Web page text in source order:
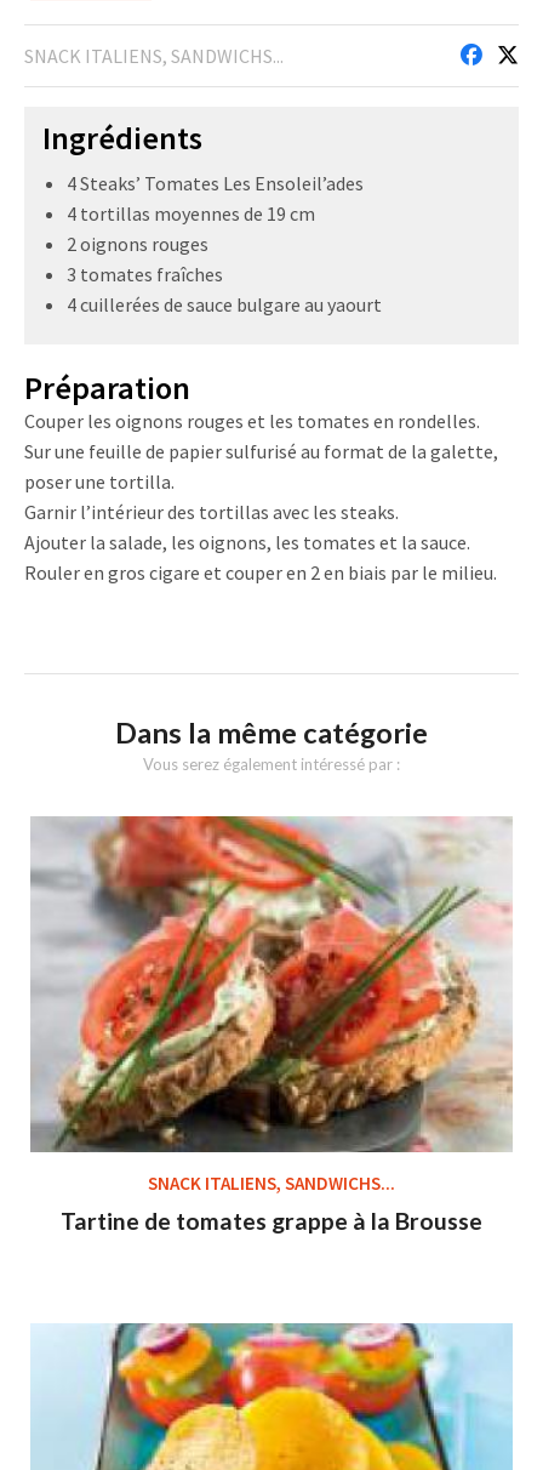
SNACK ITALIENS, SANDWICHS...
Ingrédients
4 Steaks’ Tomates Les Ensoleil’ades
4 tortillas moyennes de 19 cm
2 oignons rouges
3 tomates fraîches
4 cuillerées de sauce bulgare au yaourt
Préparation
Couper les oignons rouges et les tomates en rondelles.
Sur une feuille de papier sulfurisé au format de la galette,
poser une tortilla.
Garnir l’intérieur des tortillas avec les steaks.
Ajouter la salade, les oignons, les tomates et la sauce.
Rouler en gros cigare et couper en 2 en biais par le milieu.
Dans la même catégorie
Vous serez également intéressé par :
SNACK ITALIENS, SANDWICHS...
Tartine de tomates grappe à la Brousse